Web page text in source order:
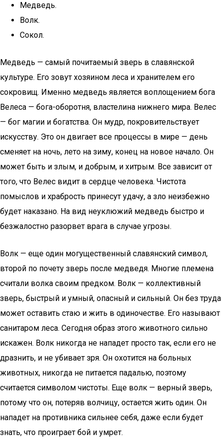
Медведь.
Волк.
Сокол.
Медведь — самый почитаемый зверь в славянской
культуре. Его зовут хозяином леса и хранителем его
сокровищ. Именно медведь является воплощением бога
Велеса — бога-оборотня, властелина нижнего мира. Велес
— бог магии и богатства. Он мудр, покровительствует
искусству. Это он двигает все процессы в мире — день
сменяет на ночь, лето на зиму, конец на новое начало. Он
может быть и злым, и добрым, и хитрым. Все зависит от
того, что Велес видит в сердце человека. Чистота
помыслов и храбрость принесут удачу, а зло неизбежно
будет наказано. На вид неуклюжий медведь быстро и
безжалостно разорвет врага в случае угрозы.
Волк — еще один могущественный славянский символ,
второй по почету зверь после медведя. Многие племена
считали волка своим предком. Волк — коллективный
зверь, быстрый и умный, опасный и сильный. Он без труда
может оставить стаю и жить в одиночестве. Его называют
санитаром леса. Сегодня образ этого животного сильно
искажен. Волк никогда не нападет просто так, если его не
дразнить, и не убивает зря. Он охотится на больных
животных, никогда не питается падалью, поэтому
считается символом чистоты. Еще волк — верный зверь,
потому что он, потеряв волчицу, остается жить один. Он
нападет на противника сильнее себя, даже если будет
знать, что проиграет бой и умрет.